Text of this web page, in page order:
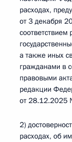
расходах,
от 3 декабря
а также иных
гражданами в
правовыми
редакции
от
2)
расходах, об